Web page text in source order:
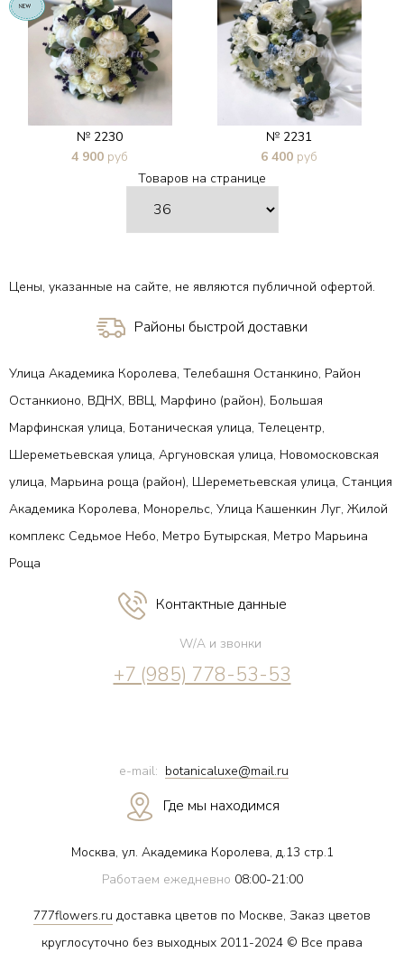
№ 2230
4 900 руб
№ 2231
6 400 руб
В 1 клик
Товаров на странице
Цены, указанные на сайте, не являются публичной офертой.
Районы быстрой доставки
Улица Академика Королева, Телебашня Останкино, Район
Останкионо, ВДНХ, ВВЦ, Марфино (район), Большая
Марфинская улица, Ботаническая улица, Телецентр,
Шереметьевская улица, Аргуновская улица, Новомосковская
улица, Марьина роща (район), Шереметьевская улица, Станция
Академика Королева, Монорельс, Улица Кашенкин Луг, Жилой
комплекс Седьмое Небо, Метро Бутырская, Метро Марьина
Роща
Контактные данные
W/A и звонки
+7 (985) 778-53-53
e-mail: botanicaluxe@mail.ru
Где мы находимся
Москва, ул. Академика Королева, д.13 стр.1
Работаем ежедневно 08:00-21:00
777flowers.ru доставка цветов по Москве, Заказ цветов
круглосуточно без выходных 2011-2024 © Все права